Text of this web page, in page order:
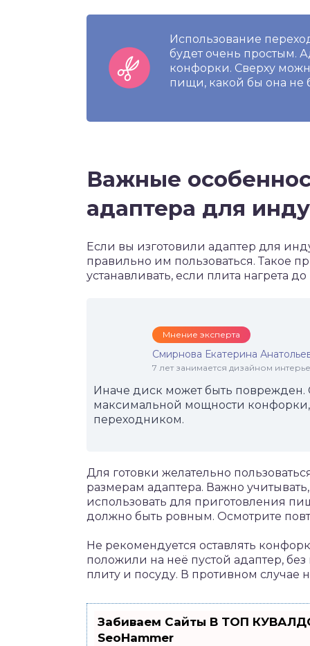
Использование
будет очень простым.
конфорки. Сверху
пищи, какой бы она не
Важные
адаптера для
Если вы изготовили адаптер для
правильно им пользоваться. Такое
устанавливать, если плита нагрета
Мнение эксперта
Смирнова Екатерина
7 лет занимается дизайном
Иначе диск может быть поврежден.
максимальной мощности
переходником.
Для готовки желательно
размерам адаптера. Важно
использовать для приготовления
должно быть ровным. Осмотрите
Не рекомендуется оставлять
положили на неё пустой адаптер,
плиту и посуду. В противном случае
Забиваем Сайты В ТОП
SeoHammer